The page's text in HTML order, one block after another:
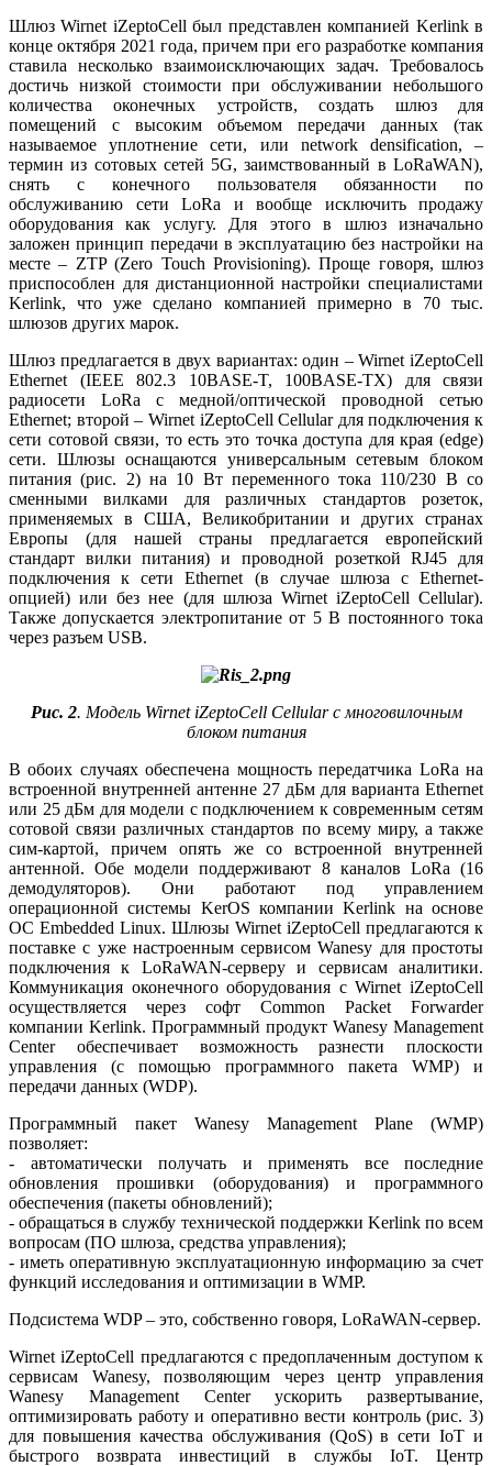
Шлюз Wirnet iZeptoCell был представлен компанией Kerlink в
конце октября 2021 года, причем при его разработке компания
ставила несколько взаимоисключающих задач. Требовалось
достичь низкой стоимости при обслуживании небольшого
количества оконечных устройств, создать шлюз для
помещений с высоким объемом передачи данных (так
называемое уплотнение се­ти, или network densification, –
термин из сотовых сетей 5G, заимствованный в LoRaWAN),
снять с конечного пользователя обязанности по
обслуживанию се­ти LoRa и вообще исключить продажу
оборудования как услугу. Для этого в шлюз изначально
заложен принцип передачи в эксплуатацию без настройки на
месте – ZTP (Zero Touch Provisioning). Проще говоря, шлюз
приспособлен для дистанционной настройки специалистами
Kerlink, что уже сделано компанией примерно в 70 тыс.
шлюзов других марок.
Шлюз предлагается в двух вариантах: один – Wirnet iZeptoCell
Ethernet (IEEE 802.3 10BASE-T, 100BASE-TX) для связи
радиосети LoRa с медной/оптической проводной сетью
Ethernet; второй – Wirnet iZeptoCell Cellular для подключения к
се­ти сотовой связи, то есть это точка доступа для края (edge)
се­ти. Шлюзы оснащаются универсальным сетевым блоком
питания (рис. 2) на 10 Вт переменного то­ка 110/230 В со
сменными вилками для различных стандартов розеток,
применяемых в США, Великобритании и других странах
Европы (для нашей страны предлагается европейский
стандарт вилки питания) и проводной розеткой RJ45 для
подключения к се­ти Ethernet (в случае шлюза с Ethernet-
опцией) или без нее (для шлюза Wirnet iZeptoСell Cellular).
Также допускается электропитание от 5 В постоянного то­ка
через разъем USB.
Рис. 2. Модель Wirnet iZeptoCell Cellular с многовилочным
блоком питания
В обоих случаях обеспечена мощность передатчика LoRa на
встроенной внутренней антенне 27 дБм для варианта Ethernet
или 25 дБм для модели с подключением к современным сетям
сотовой связи различных стандартов по всему ми­ру, а также
сим-картой, причем опять же со встроенной внутренней
антенной. Обе модели поддерживают 8 каналов LoRa (16
демодуляторов). Они работают под управлением
операционной системы KerOS компании Kerlink на основе
ОС Embedded Linux. Шлюзы Wirnet iZeptoСell предлагаются к
поставке с уже настроенным сервисом Wanesy для простоты
подключения к LoRaWAN-серверу и сервисам аналитики.
Коммуникация оконечного оборудования с Wirnet iZep­to­Сell
осуществляется через софт Common Packet Forwarder
компании Kerlink. Программный продукт Wanesy Ma­na­ge­ment
Center обеспечивает возможность разнести плоскости
управления (с помощью программного пакета WMP) и
передачи данных (WDP).
Программный пакет Wanesy Ma­na­ge­ment Plane (WMP)
позволяет:
- автоматически получать и применять все последние
обновления прошивки (оборудования) и программного
обеспечения (пакеты обновлений);
- обращаться в службу технической поддержки Kerlink по всем
вопросам (ПО шлюза, средства управления);
- иметь оперативную эксплуатационную информацию за счет
функций исследования и оптимизации в WMP.
Подсистема WDP – это, собственно говоря, LoRaWAN-сервер.
Wirnet iZeptoСell предлагаются с предоплаченным доступом к
сервисам Wanesy, позволяющим через центр управления
Wanesy Ma­na­ge­ment Center ускорить развертывание,
оптимизировать работу и оперативно вести контроль (рис. 3)
для повышения качества обслуживания (QoS) в се­ти IoT и
быстрого возврата инвестиций в службы IoT. Центр